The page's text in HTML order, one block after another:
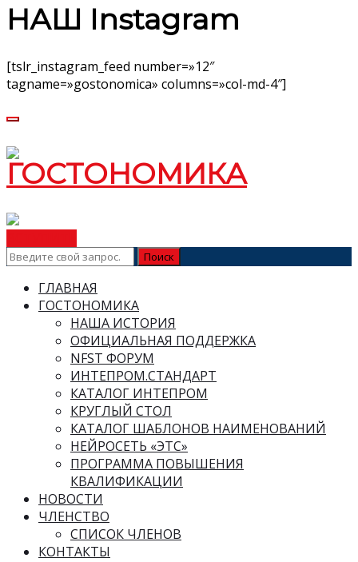
НАШ Instagram
[tslr_instagram_feed number=»12″
tagname=»gostonomica» columns=»col-md-4″]
ГЛАВНАЯ
ГОСТОНОМИКА
НАША ИСТОРИЯ
ОФИЦИАЛЬНАЯ ПОДДЕРЖКА
NFST ФОРУМ
ИНТЕПРОМ.СТАНДАРТ
КАТАЛОГ ИНТЕПРОМ
КРУГЛЫЙ СТОЛ
КАТАЛОГ ШАБЛОНОВ НАИМЕНОВАНИЙ
НЕЙРОСЕТЬ «ЭТС»
ПРОГРАММА ПОВЫШЕНИЯ
КВАЛИФИКАЦИИ
НОВОСТИ
ЧЛЕНСТВО
СПИСОК ЧЛЕНОВ
КОНТАКТЫ